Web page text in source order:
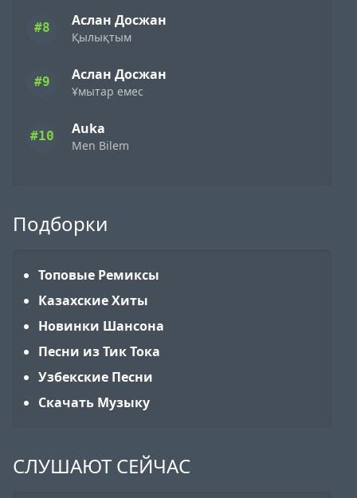
#8 Аслан Досжан
Қылықтым
#9 Аслан Досжан
Ұмытар емес
#10 Auka
Men Bilem
Подборки
Топовые Ремиксы
Казахские Хиты
Новинки Шансона
Песни из Тик Тока
Узбекские Песни
Скачать Музыку
СЛУШАЮТ СЕЙЧАС